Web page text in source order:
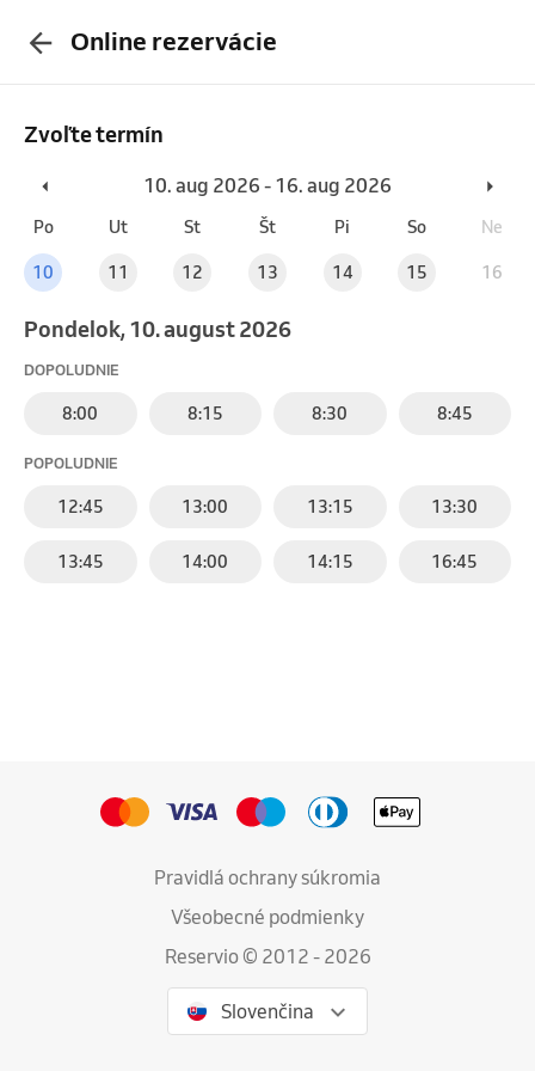
Online rezervácie
Zvoľte termín
10. aug 2026 - 16. aug 2026
Po Ut St Št Pi So Ne
10 11 12 13 14 15 16
pondelok, 10. august 2026
DOPOLUDNIE
8:00 8:15 8:30 8:45
POPOLUDNIE
12:45 13:00 13:15 13:30
13:45 14:00 14:15 16:45
Pravidlá ochrany súkromia
Všeobecné podmienky
Reservio © 2012 - 2026
Slovenčina